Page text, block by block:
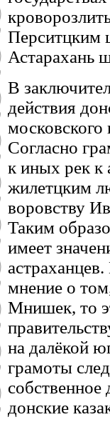
Перситцким
Астарахань
В
действия
московского
Согласно
к иных рек к
жилетцким
воровству
Таким
имеет
мнение о
Мнишек, то
на далёкой
грамоты
собственное
донские